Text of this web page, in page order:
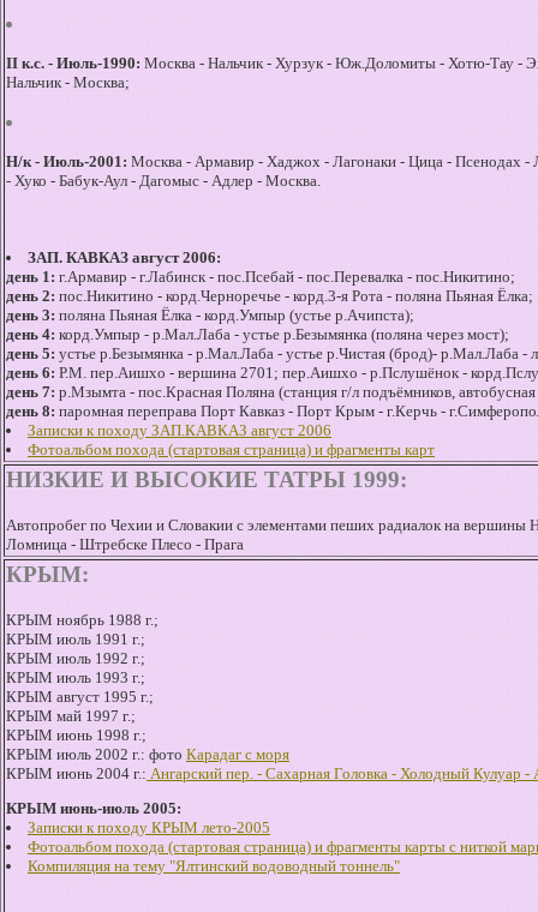
II к.с. - Июль-1990: Москва - Нальчик - Хурзук - Юж.Доломиты - Хотю-Тау -
Нальчик - Москва;
Н/к - Июль-2001: Москва - Армавир - Хаджох - Лагонаки - Цица - Псенодах
- Хуко - Бабук-Аул - Дагомыс - Адлер - Москва.
ЗАП. КАВКАЗ август 2006:
день 1: г.Армавир - г.Лабинск - пос.Псебай - пос.Перевалка - пос.Никитино;
день 2: пос.Никитино - корд.Черноречье - корд.3-я Рота - поляна Пьяная Ёлка;
день 3: поляна Пьяная Ёлка - корд.Умпыр (устье р.Ачипста);
день 4: корд.Умпыр - р.Мал.Лаба - устье р.Безымянка (поляна через мост);
день 5: устье р.Безымянка - р.Мал.Лаба - устье р.Чистая (брод)- р.Мал.Лаба
день 6: Р.М. пер.Аишхо - вершина 2701; пер.Аишхо - р.Пслушёнок -
день 7: р.Мзымта - пос.Красная Поляна (станция г/л подъёмников,
день 8: паромная переправа Порт Кавказ - Порт Крым - г.Керчь -
Записки к походу ЗАП.КАВКАЗ август 2006
Фотоальбом похода (стартовая страница) и фрагменты карт
НИЗКИЕ И ВЫСОКИЕ ТАТРЫ 1999:
Автопробег по Чехии и Словакии с элементами пеших радиалок на
Ломница - Штребске Плесо - Прага
КРЫМ:
КРЫМ ноябрь 1988 г.;
КРЫМ июль 1991 г.;
КРЫМ июль 1992 г.;
КРЫМ июль 1993 г.;
КРЫМ август 1995 г.;
КРЫМ май 1997 г.;
КРЫМ июнь 1998 г.;
КРЫМ июль 2002 г.: фото Карадаг с моря
КРЫМ июнь 2004 г.: Ангарский пер. - Сахарная Головка - Холодный Кулуар
КРЫМ июнь-июль 2005:
Записки к походу КРЫМ лето-2005
Фотоальбом похода (стартовая страница) и фрагменты карты с ниткой
Компиляция на тему "Ялтинский водоводный тоннель"